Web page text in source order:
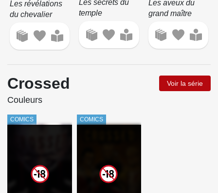
Les révélations
du chevalier
Les secrets du
temple
Les aveux du
grand maître
Crossed Voir la série
Couleurs
COMICS COMICS